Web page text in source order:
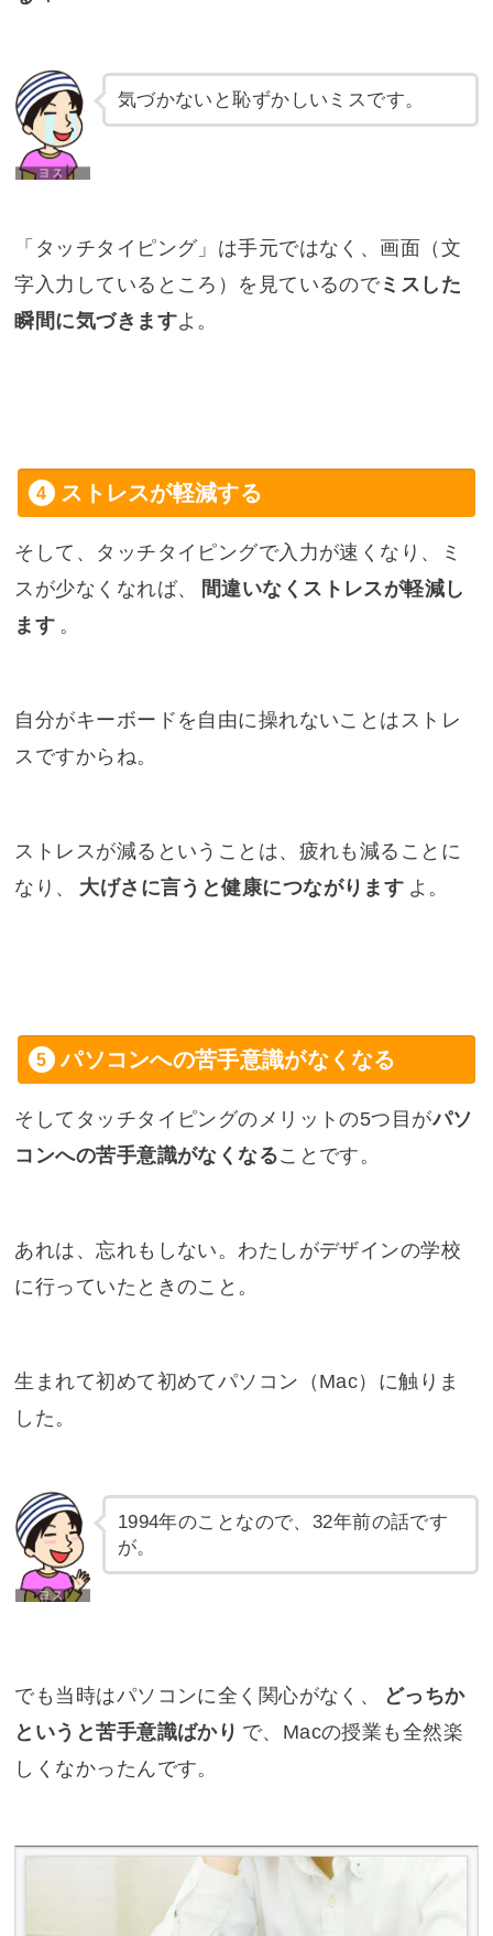
気づかないと恥ずかしいミスです。
「タッチタイピング」は手元ではなく、画面（文
字入力しているところ）を見ているのでミスした
瞬間に気づきますよ。
ストレスが軽減する
そして、タッチタイピングで入力が速くなり、ミ
スが少なくなれば、
間違いなくストレスが軽減し
ます 。
自分がキーボードを自由に操れないことはストレ
スですからね。
ストレスが減るということは、疲れも減ることに
なり、
大げさに言うと健康につながります よ。
パソコンへの苦手意識がなくなる
そしてタッチタイピングのメリットの5つ目がパソ
コンへの苦手意識がなくなることです。
あれは、忘れもしない。わたしがデザインの学校
に行っていたときのこと。
生まれて初めて初めてパソコン（Mac）に触りま
した。
1994年のことなので、32年前の話です
が。
でも当時はパソコンに全く関心がなく、
どっちか
というと苦手意識ばかり で、Macの授業も全然楽
しくなかったんです。